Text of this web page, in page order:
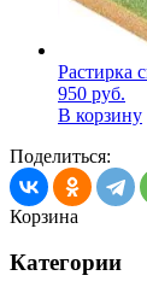
Растирка
950 руб.
В корзину
Поделиться:
Корзина
Категории